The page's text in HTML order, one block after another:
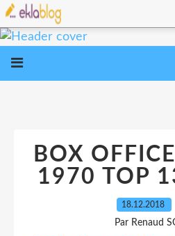
BOX
1970 TOP
18.12.2018
Par Renaud